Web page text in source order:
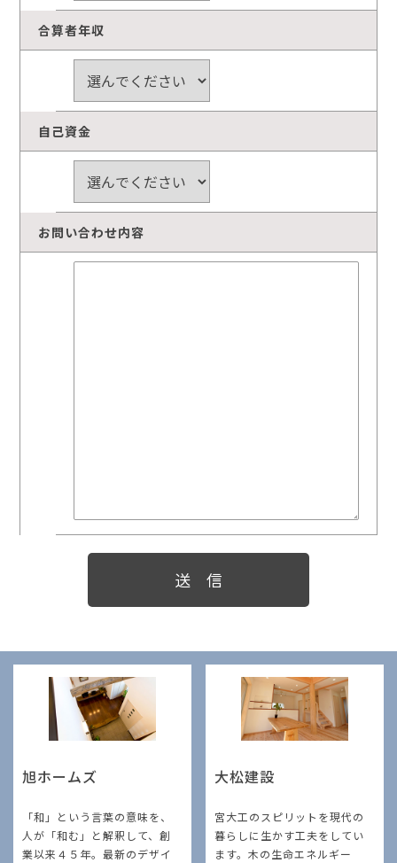
合算者年収
自己資金
お問い合わせ内容
旭ホームズ
「和」という言葉の意味を、
人が「和む」と解釈して、創
業以来４５年。最新のデザイ
大松建設
宮大工のスピリットを現代の
暮らしに生かす工夫をしてい
ます。木の生命エネルギー